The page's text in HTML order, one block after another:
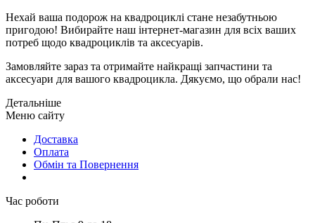
Нехай ваша подорож на квадроциклі стане незабутньою
пригодою! Вибирайте наш інтернет-магазин для всіх ваших
потреб щодо квадроциклів та аксесуарів.
Замовляйте зараз та отримайте найкращі запчастини та
аксесуари для вашого квадроцикла. Дякуємо, що обрали нас!
Детальніше
Mеню сайтy
Доставка
Оплата
Обмін та Повернення
Час роботи